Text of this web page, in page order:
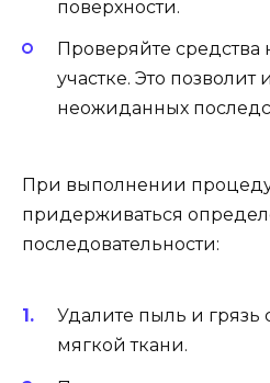
поверхности.
Проверяйте
участке. Это позволит
неожиданных
При выполнении
придерживаться
последовательности:
Удалите пыль и
мягкой ткани.